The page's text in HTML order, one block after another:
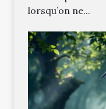
lorsqu’on ne...